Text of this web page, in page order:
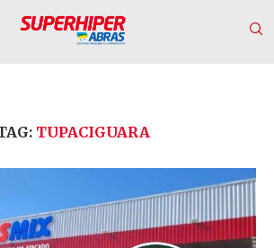
TUPACIGUARA